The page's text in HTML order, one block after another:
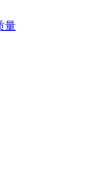
量